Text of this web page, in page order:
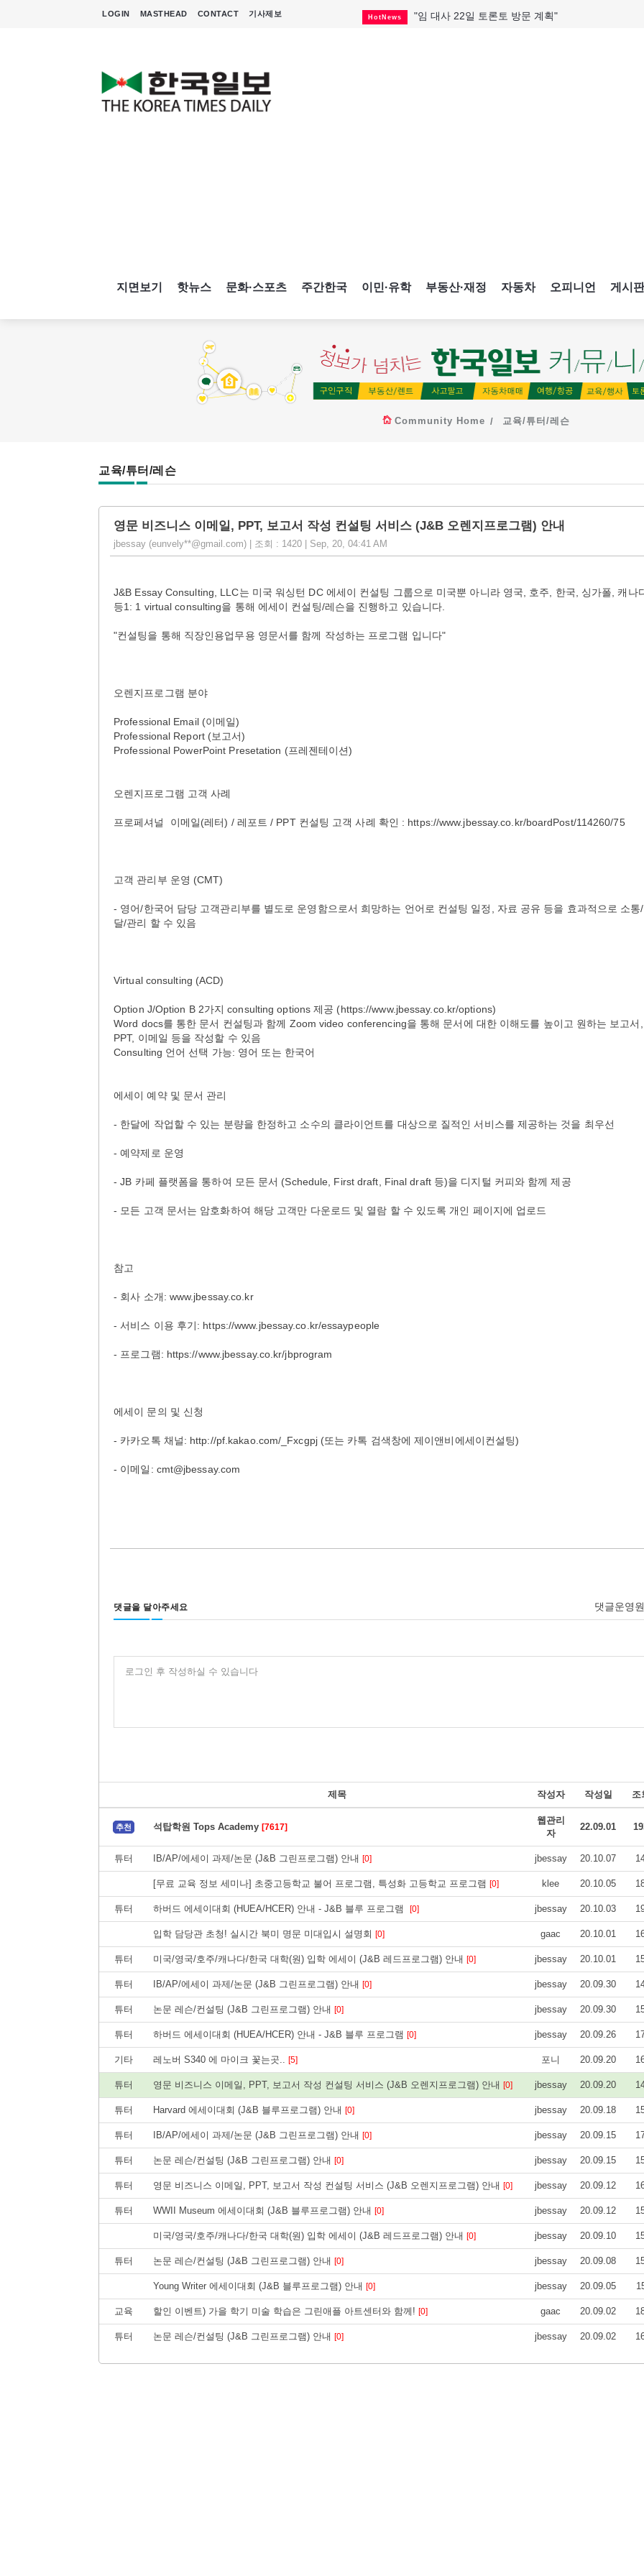
LOGIN MASTHEAD CONTACT 기사제보 HotNews "임 대사 22일 토론토 방문 계획"
지면보기 핫뉴스 문화·스포츠 주간한국 이민·유학 부동산·재정 자동차 오피니언 게시판
Community Home 교육/튜터/레슨
교육/튜터/레슨
영문 비즈니스 이메일, PPT, 보고서 작성 컨설팅 서비스 (J&B 오렌지프로그램) 안내
jbessay (eunvely**@gmail.com) | 조회 : 1420 | Sep, 20, 04:41 AM
J&B Essay Consulting, LLC는 미국 워싱턴 DC 에세이 컨설팅 그룹으로 미국뿐 아니라 영국, 호주, 한국, 싱가폴, 캐나
등1: 1 virtual consulting을 통해 에세이 컨설팅/레슨을 진행하고 있습니다.
"컨설팅을 통해 직장인용업무용 영문서를 함께 작성하는 프로그램 입니다"
오렌지프로그램 분야
Professional Email (이메일)
Professional Report (보고서)
Professional PowerPoint Presetation (프레젠테이션)
오렌지프로그램 고객 사례
프로페셔널 이메일(레터) / 레포트 / PPT 컨설팅 고객 사례 확인 : https://www.jbessay.co.kr/boardPost/114260/75
고객 관리부 운영 (CMT)
- 영어/한국어 담당 고객관리부를 별도로 운영함으로서 희망하는 언어로 컨설팅 일정, 자료 공유 등을 효과적으로 소통
달/관리 할 수 있음
Virtual consulting (ACD)
Option J/Option B 2가지 consulting options 제공 (https://www.jbessay.co.kr/options)
Word docs를 통한 문서 컨설팅과 함께 Zoom video conferencing을 통해 문서에 대한 이해도를 높이고 원하는 보고서,
PPT, 이메일 등을 작성할 수 있음
Consulting 언어 선택 가능: 영어 또는 한국어
에세이 예약 및 문서 관리
- 한달에 작업할 수 있는 분량을 한정하고 소수의 클라이언트를 대상으로 질적인 서비스를 제공하는 것을 최우선
- 예약제로 운영
- JB 카페 플랫폼을 통하여 모든 문서 (Schedule, First draft, Final draft 등)을 디지털 커피와 함께 제공
- 모든 고객 문서는 암호화하여 해당 고객만 다운로드 및 열람 할 수 있도록 개인 페이지에 업로드
참고
- 회사 소개: www.jbessay.co.kr
- 서비스 이용 후기: https://www.jbessay.co.kr/essaypeople
- 프로그램: https://www.jbessay.co.kr/jbprogram
에세이 문의 및 신청
- 카카오톡 채널: http://pf.kakao.com/_Fxcgpj (또는 카톡 검색창에 제이앤비에세이컨설팅)
- 이메일: cmt@jbessay.com
댓글을 달아주세요 댓글운영
로그인 후 작성하실 수 있습니다
제목 작성자 작성일 조
추천 석탑학원 Tops Academy [7617]
웹관리
자
22.09.01
튜터 IB/AP/에세이 과제/논문 (J&B 그린프로그램) 안내 [0] jbessay 20.10.07
[무료 교육 정보 세미나] 초중고등학교 불어 프로그램, 특성화 고등학교 프로그램 [0] klee 20.10.05
튜터 하버드 에세이대회 (HUEA/HCER) 안내 - J&B 블루 프로그램 [0] jbessay 20.10.03
입학 담당관 초청! 실시간 북미 명문 미대입시 설명회 [0] gaac 20.10.01
튜터 미국/영국/호주/캐나다/한국 대학(원) 입학 에세이 (J&B 레드프로그램) 안내 [0] jbessay 20.10.01
튜터 IB/AP/에세이 과제/논문 (J&B 그린프로그램) 안내 [0] jbessay 20.09.30
튜터 논문 레슨/컨설팅 (J&B 그린프로그램) 안내 [0] jbessay 20.09.30
튜터 하버드 에세이대회 (HUEA/HCER) 안내 - J&B 블루 프로그램 [0] jbessay 20.09.26
기타 레노버 S340 에 마이크 꽃는곳.. [5] 포니 20.09.20
튜터 영문 비즈니스 이메일, PPT, 보고서 작성 컨설팅 서비스 (J&B 오렌지프로그램) 안내 [0] jbessay 20.09.20
튜터 Harvard 에세이대회 (J&B 블루프로그램) 안내 [0] jbessay 20.09.18
튜터 IB/AP/에세이 과제/논문 (J&B 그린프로그램) 안내 [0] jbessay 20.09.15
튜터 논문 레슨/컨설팅 (J&B 그린프로그램) 안내 [0] jbessay 20.09.15
튜터 영문 비즈니스 이메일, PPT, 보고서 작성 컨설팅 서비스 (J&B 오렌지프로그램) 안내 [0] jbessay 20.09.12
튜터 WWII Museum 에세이대회 (J&B 블루프로그램) 안내 [0] jbessay 20.09.12
미국/영국/호주/캐나다/한국 대학(원) 입학 에세이 (J&B 레드프로그램) 안내 [0] jbessay 20.09.10
튜터 논문 레슨/컨설팅 (J&B 그린프로그램) 안내 [0] jbessay 20.09.08
Young Writer 에세이대회 (J&B 블루프로그램) 안내 [0] jbessay 20.09.05
교육 할인 이벤트) 가을 학기 미술 학습은 그린애플 아트센터와 함께! [0] gaac 20.09.02
튜터 논문 레슨/컨설팅 (J&B 그린프로그램) 안내 [0] jbessay 20.09.02